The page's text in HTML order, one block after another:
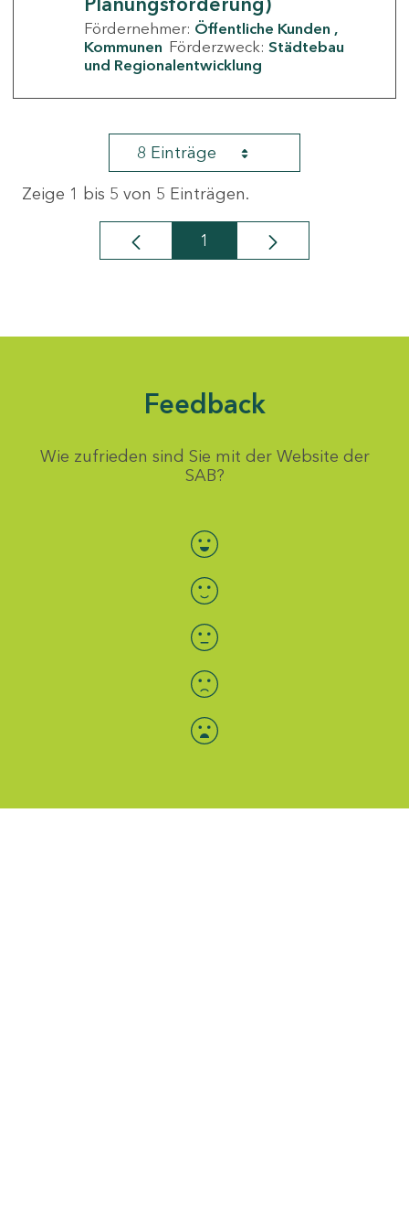
Fördernehmer: Öffentliche Kunden
Kommunen Förderzweck: Städtebau
und Regionalentwicklung
8 Einträge
Zeige 1 bis 5 von 5 Einträgen.
Seite
1
Feedback
Wie zufrieden sind Sie mit der Website der
SAB?
Bewertung auswählen